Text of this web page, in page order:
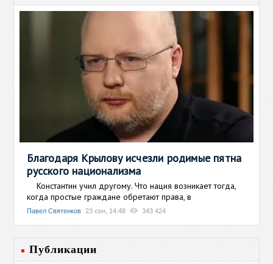
Благодаря Крылову исчезли родимые пятна
русского национализма
Константин учил другому. Что нация возникает тогда,
когда простые граждане обретают права, в
Павел Святенков 23 сен, 14:48 343 424
Публикации